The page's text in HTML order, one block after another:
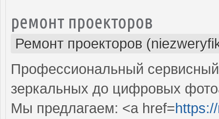
ремонт проекторов
Ремонт проекторов
Профессиональный
зеркальных до цифровых
Мы предлагаем: <a href=